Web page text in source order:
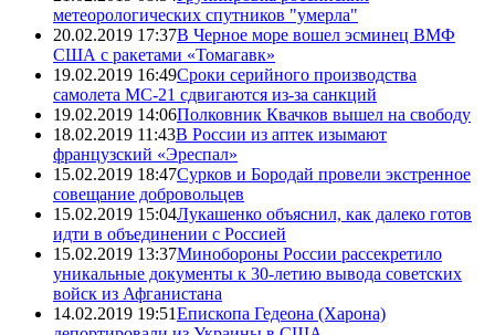
метеорологических спутников "умерла"
20.02.2019 17:37В Черное море вошел эсминец ВМФ
США с ракетами «Томагавк»
19.02.2019 16:49Сроки серийного производства
самолета МС-21 сдвигаются из-за санкций
19.02.2019 14:06Полковник Квачков вышел на свободу
18.02.2019 11:43В России из аптек изымают
французский «Эреспал»
15.02.2019 18:47Сурков и Бородай провели экстренное
совещание добровольцев
15.02.2019 15:04Лукашенко объяснил, как далеко готов
идти в объединении с Россией
15.02.2019 13:37Минобороны России рассекретило
уникальные документы к 30-летию вывода советских
войск из Афганистана
14.02.2019 19:51Епископа Гедеона (Харона)